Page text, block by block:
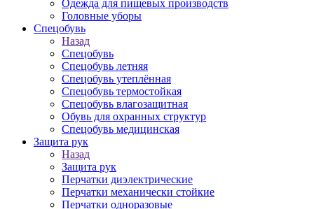
Одежда для пищевых производств
Головные уборы
Спецобувь
Назад
Спецобувь
Спецобувь летняя
Спецобувь утеплённая
Спецобувь термостойкая
Спецобувь влагозащитная
Обувь для охранных структур
Спецобувь медицинская
Защита рук
Назад
Защита рук
Перчатки диэлектрические
Перчатки механически стойкие
Перчатки одноразовые